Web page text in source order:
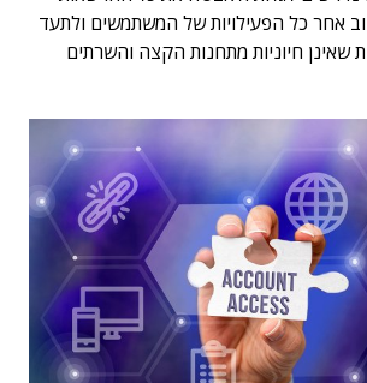
אחר כל הפעילויות של המשתמשים ולתעד
שאינן חיוניות מתחנות הקצה והשרתים